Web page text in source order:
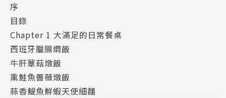
您美味上桌。
廚房新手、煮夫／煮婦、小家庭、愛煮一族必學！
序
目錄
Chapter 1 大滿足的日常餐桌
西班牙臘腸燜飯
牛肝蕈菇燉飯
熏鮭魚薔薇燉飯
蒜香鯷魚鮮蝦天使細麵